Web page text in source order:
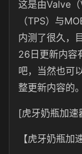
这是由Valve
（TPS）与
内测了很久，
26日更新内容
吧，当然也可
整更新内容的。
[虎牙奶瓶加速
【虎牙奶瓶加